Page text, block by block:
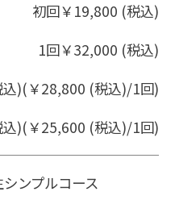
初回￥19,800 (税込)
1回￥32,000 (税込)
)(￥28,800 (税込)/1回)
)(￥25,600 (税込)/1回)
ンプルコース